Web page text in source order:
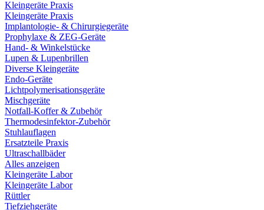
Kleingeräte Praxis
Kleingeräte Praxis
Implantologie- & Chirurgiegeräte
Prophylaxe & ZEG-Geräte
Hand- & Winkelstücke
Lupen & Lupenbrillen
Diverse Kleingeräte
Endo-Geräte
Lichtpolymerisationsgeräte
Mischgeräte
Notfall-Koffer & Zubehör
Thermodesinfektor-Zubehör
Stuhlauflagen
Ersatzteile Praxis
Ultraschallbäder
Alles anzeigen
Kleingeräte Labor
Kleingeräte Labor
Rüttler
Tiefziehgeräte